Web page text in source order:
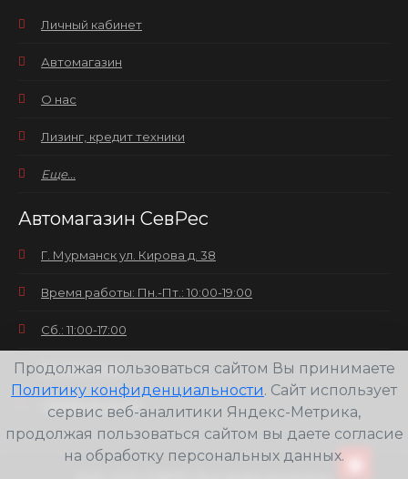
Личный кабинет
Автомагазин
О нас
Лизинг, кредит техники
Еще...
Автомагазин СевРес
Г. Мурманск ул. Кирова д. 38
Время работы: Пн.-Пт.: 10:00-19:00
Сб.: 11:00-17:00
Вс.: выходной
+7(8152) 25-30-58
Продолжая пользоваться сайтом Вы принимаете
Политику конфиденциальности. Сайт использует
сервис веб-аналитики Яндекс-Метрика,
продолжая пользоваться сайтом вы даете согласие
на обработку персональных данных.